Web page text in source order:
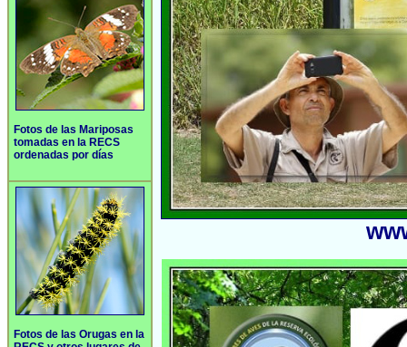
Fotos de las Mariposas
tomadas en la RECS
ordenadas por días
Fotos de las Orugas en la